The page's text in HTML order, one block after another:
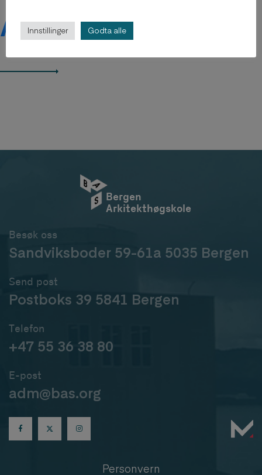
Arkiv 2012-2018
Bergen
Arkitekthøgskole
Besøk oss
Sandviksboder 59-61a 5035 Bergen
Send post
Postboks 39 5841 Bergen
Telefon
+47 55 36 38 80
E-post
adm@bas.org
Personvern
Innstillinger Godta alle